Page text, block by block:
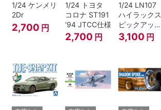
1/24 ケンメリ
2Dr
2,700 円
1/24 トヨタ
コロナ ST191
'94 JTCC仕様
2,700 円
1/24 LN107
ハイラックス
ピックアップ
ダブルキャブ
リフトアップ
3,100 円